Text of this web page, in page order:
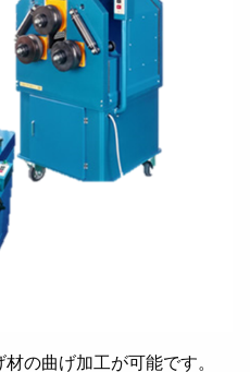
の曲げ加工が可能です。